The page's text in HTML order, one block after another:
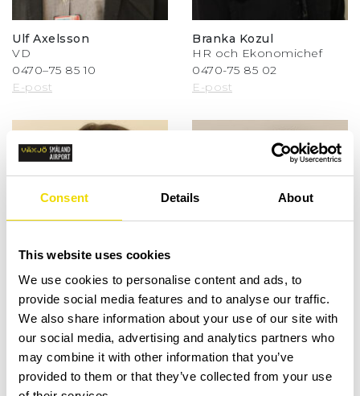
Consent Details About
This website uses cookies
We use cookies to personalise content and ads, to
provide social media features and to analyse our traffic.
We also share information about your use of our site with
our social media, advertising and analytics partners who
may combine it with other information that you’ve
provided to them or that they’ve collected from your use
Ulf Axelsson
VD
0470–75 85 10
E-post
Branka Kozul
HR och Ekonomichef
0470-75 85 02
E-post
Anne-Marie Sandström
Operativ chef
Nabil Soudah